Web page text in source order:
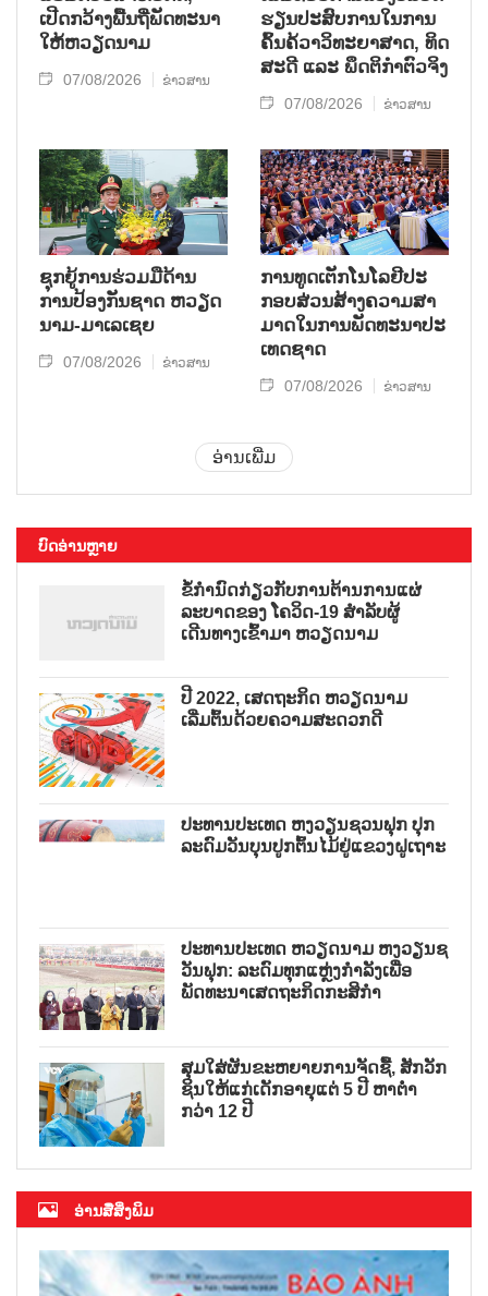
ເປີດກວ້າງ​ພື້ນ​ຖີ່​ພັດ​ທະ​ນາ​
ໃຫ້​ຫວຽດ​ນາມ
07/08/2026 ຂ່າວສານ
ຮຽນ​ປະ​ສົບ​ການ​ໃນ​ການ​
ຄົ້ນ​ຄ້​ວາ​ວິ​ທະ​ຍາ​ສາດ, ທິດ​
ສະ​ດີ ແລະ ພຶດ​ຕິ​ກຳຕົວ​ຈິງ
07/08/2026 ຂ່າວສານ
ຊຸກ​ຍູ້​ການ​ຮ່ວມ​ມື​ດ້ານ​
ການ​ປ້ອງ​ກັນ​ຊາດ ຫວຽດ​
ນາມ-ມາ​ເລ​ເຊຍ
07/08/2026 ຂ່າວສານ
ການ​ທູດ​ເຕັກ​ໂນ​ໂລ​ຢີ​ປະ​
ກອບ​ສ່ວນ​ສ້າງ​ຄວາມ​ສາ​
ມາດ​ໃນ​ການ​ພັດ​ທະ​ນາ​ປະ​
ເທດ​ຊາດ
07/08/2026 ຂ່າວສານ
ອ່ານເພີ່ມ
ບົດອ່ານຫຼາຍ
ຂໍ້ກຳນົດກ່ຽວກັບການຕ້ານການແຜ່
ລະບາດຂອງ ໂຄວິດ-19 ສຳລັບຜູ້
ເດີນທາງເຂົ້າມາ ຫວຽດນາມ
ປີ 2022, ເສດຖະກິດ ຫວຽດນາມ
ເລີ່ມຕົ້ນດ້ວຍຄວາມສະດວກດີ
ປະທານປະເທດ ຫງວຽນຊວນຟຸກ ປຸກ
ລະດົມວັນບຸນປູກຕົ້ນໄມ້ຢູ່ແຂວງຝູເຖາະ
ປະທານປະເທດ ຫວຽດນາມ ຫງວຽນຊ
ວັນຟຸກ: ລະດົມທຸກແຫຼ່ງກຳລັງເພື່ອ
ພັດທະນາເສດຖະກິດກະສິກຳ
ສຸມໃສ່ຜັນຂະຫຍາຍການຈັດຊື້, ສັກວັກ
ຊິນໃຫ້ແກ່ເດັກອາຍຸແຕ່ 5 ປີ ຫາຕ່ຳ
ກວ່າ 12 ປີ
ອ່ານສື່ສິ່ງພິມ